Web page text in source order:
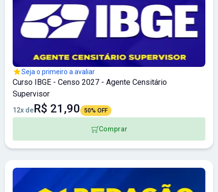
Seja o primeiro a avaliar
Curso IBGE - Censo 2027 - Agente Censitário
Supervisor
12x deR$ 21,90 50% OFF
Comprar